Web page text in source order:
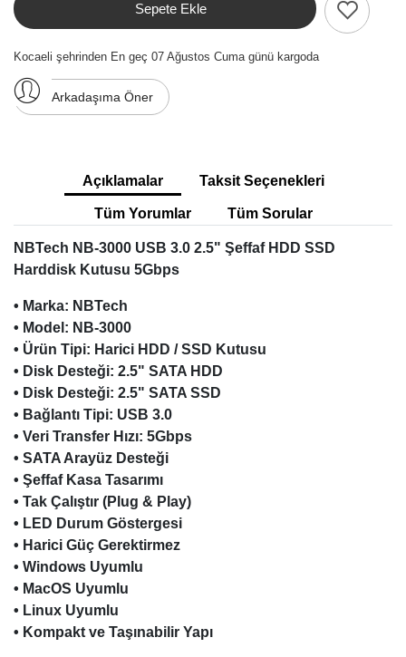
Sepete Ekle
Kocaeli şehrinden En geç 07 Ağustos Cuma günü kargoda
Arkadaşıma Öner
Açıklamalar Taksit Seçenekleri
Tüm Yorumlar Tüm Sorular
NBTech NB-3000 USB 3.0 2.5" Şeffaf HDD SSD
Harddisk Kutusu 5Gbps
• Marka: NBTech
• Model: NB-3000
• Ürün Tipi: Harici HDD / SSD Kutusu
• Disk Desteği: 2.5" SATA HDD
• Disk Desteği: 2.5" SATA SSD
• Bağlantı Tipi: USB 3.0
• Veri Transfer Hızı: 5Gbps
• SATA Arayüz Desteği
• Şeffaf Kasa Tasarımı
• Tak Çalıştır (Plug & Play)
• LED Durum Göstergesi
• Harici Güç Gerektirmez
• Windows Uyumlu
• MacOS Uyumlu
• Linux Uyumlu
• Kompakt ve Taşınabilir Yapı